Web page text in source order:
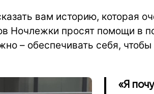
вам историю, которая
Ночлежки просят помощи в
– обеспечивать себя,
«Я